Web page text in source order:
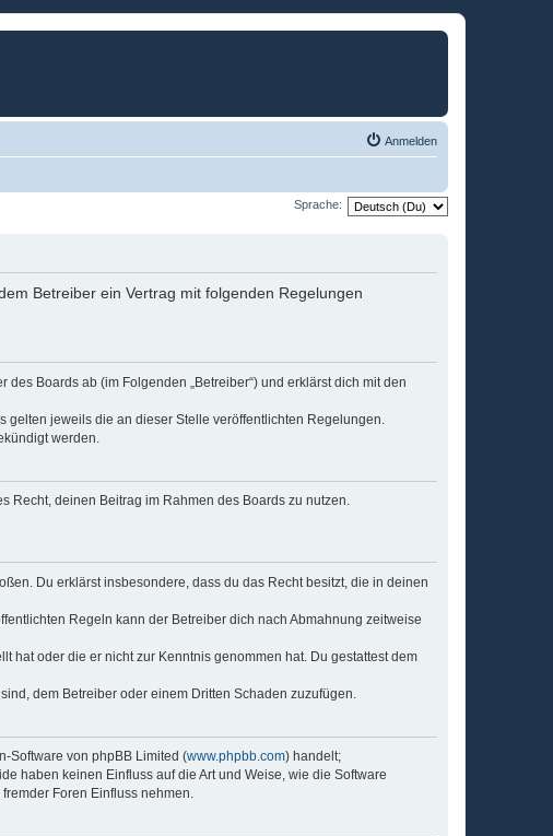
Anmelden
Sprache:
Betreiber ein Vertrag mit folgenden Regelungen
des Boards ab (im Folgenden „Betreiber“) und erklärst dich mit den
gelten jeweils die an dieser Stelle veröffentlichten Regelungen.
werden.
Recht, deinen Beitrag im Rahmen des Boards zu nutzen.
Du erklärst insbesondere, dass du das Recht besitzt, die in deinen
Regeln kann der Betreiber dich nach Abmahnung zeitweise
hat oder die er nicht zur Kenntnis genommen hat. Du gestattest dem
dem Betreiber oder einem Dritten Schaden zuzufügen.
Software von phpBB Limited (www.phpbb.com) handelt;
haben keinen Einfluss auf die Art und Weise, wie die Software
Foren Einfluss nehmen.